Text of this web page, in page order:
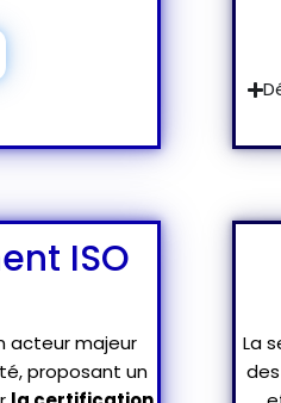
ISO
acteur majeur
proposant un
La